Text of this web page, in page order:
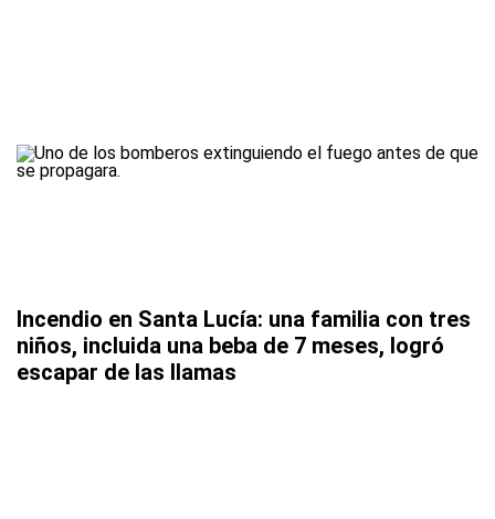
Incendio en Santa Lucía: una familia con tres
niños, incluida una beba de 7 meses, logró
escapar de las llamas